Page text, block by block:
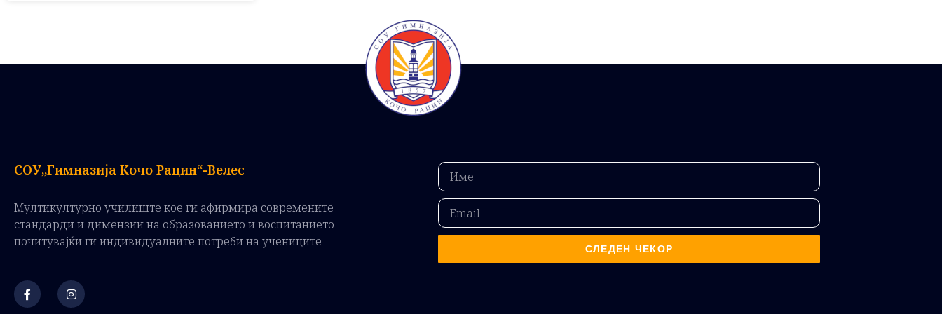
СОУ„Гимназија Кочо Рацин“-Велес
Мултикултурно училиште кое ги афирмира современите
стандарди и димензии на образованието и воспитанието
почитувајќи ги индивидуалните потреби на учениците
СЛЕДЕН ЧЕКОР